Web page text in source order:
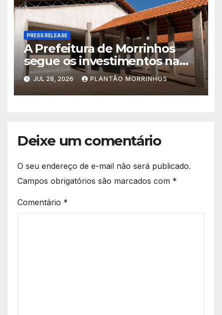
PRESS RELEASE
A Prefeitura de Morrinhos
segue os investimentos na
educação. A obra da Escola
Municipal Eudóxio de
Figueiredo avança em ritmo
JUL 28, 2026 PLANTÃO MORRINHOS
Deixe um comentário
O seu endereço de e-mail não será publicado.
Campos obrigatórios são marcados com *
Comentário *